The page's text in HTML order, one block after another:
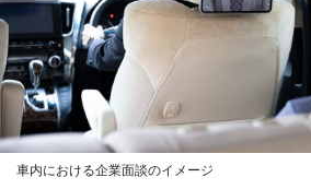
車内における企業面談のイメージ